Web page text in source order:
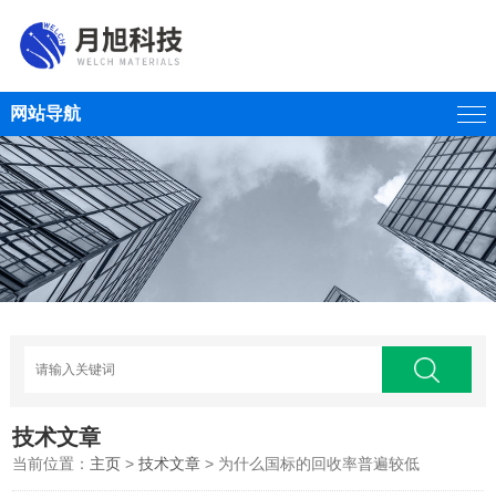
网站导航
技术文章
当前位置： 主页 >技术文章 > 为什么国标的回收率普遍较低